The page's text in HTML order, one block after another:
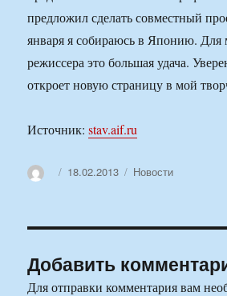
предложил сделать совместный
января я собираюсь в Японию. Для
режиссера это большая удача.
откроет новую страницу в мой
Источник:stav.aif.ru
АвторОпубликовано
18.02.2013 Рубрики
Новости
Добавить
Для отправки комментария вам